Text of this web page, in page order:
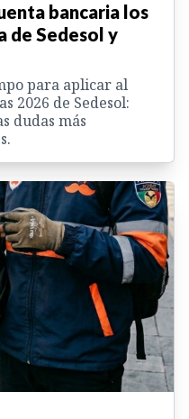
bancaria los
de Sedesol y
para aplicar al
2026 de Sedesol:
dudas más